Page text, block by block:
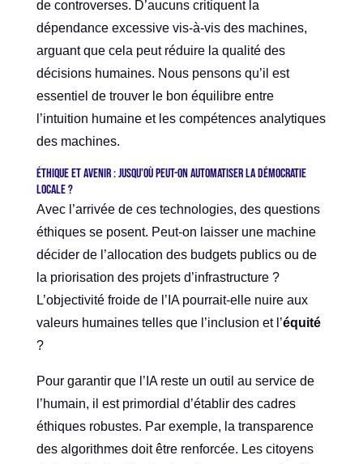
de controverses. D’aucuns critiquent la
dépendance excessive vis-à-vis des machines,
arguant que cela peut réduire la qualité des
décisions humaines. Nous pensons qu’il est
essentiel de trouver le bon équilibre entre
l’intuition humaine et les compétences analytiques
des machines.
Éthique et avenir : jusqu’où peut-on automatiser la démocratie
locale ?
Avec l’arrivée de ces technologies, des questions
éthiques se posent. Peut-on laisser une machine
décider de l’allocation des budgets publics ou de
la priorisation des projets d’infrastructure ?
L’objectivité froide de l’IA pourrait-elle nuire aux
valeurs humaines telles que l’inclusion et l’équité
?
Pour garantir que l’IA reste un outil au service de
l’humain, il est primordial d’établir des cadres
éthiques robustes. Par exemple, la transparence
des algorithmes doit être renforcée. Les citoyens